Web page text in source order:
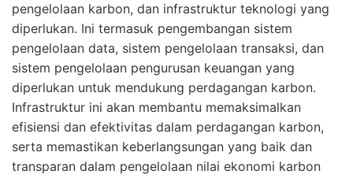
pengelolaan karbon, dan infrastruktur teknologi yang
diperlukan. Ini termasuk pengembangan sistem
pengelolaan data, sistem pengelolaan transaksi, dan
sistem pengelolaan pengurusan keuangan yang
diperlukan untuk mendukung perdagangan karbon.
Infrastruktur ini akan membantu memaksimalkan
efisiensi dan efektivitas dalam perdagangan karbon,
serta memastikan keberlangsungan yang baik dan
transparan dalam pengelolaan nilai ekonomi karbon